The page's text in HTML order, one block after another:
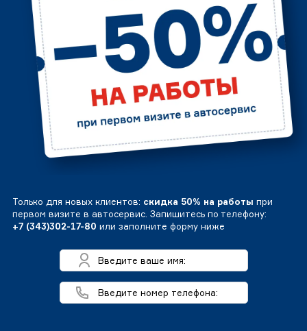
Только для новых клиентов: скидка 50% на работы при
первом визите в автосервис. Запишитесь по телефону:
+7 (343)302-17-80 или заполните форму ниже